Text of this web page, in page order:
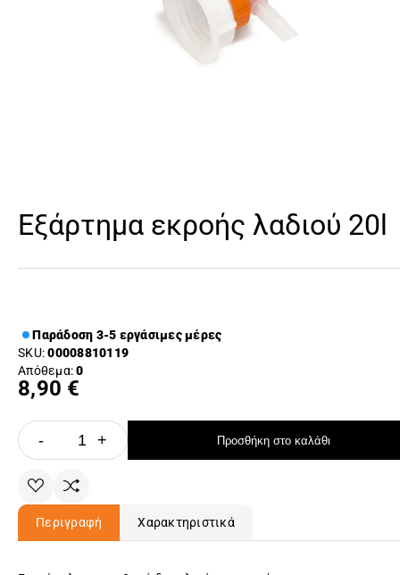
Εξάρτημα εκροής λαδιού 20l
Παράδοση 3-5 εργάσιμες μέρες
SKU:00008810119
Απόθεμα:0
8,90 €
- + Προσθήκη στο καλάθι
Περιγραφή Χαρακτηριστικά